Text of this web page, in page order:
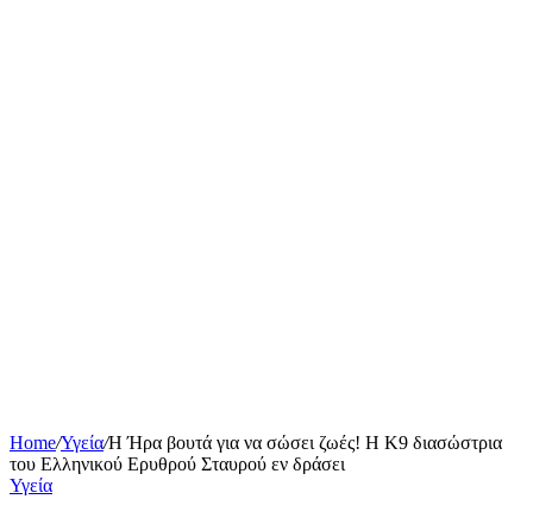
Home/Υγεία/Η Ήρα βουτά για να σώσει ζωές! Η Κ9 διασώστρια
του Ελληνικού Ερυθρού Σταυρού εν δράσει
Υγεία